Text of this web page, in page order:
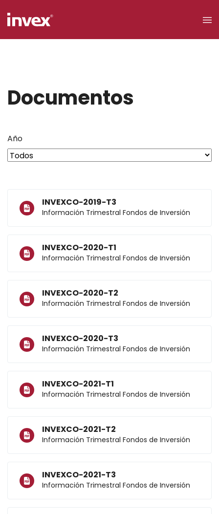
Personas
Empresas
Nosotros
Documentos
Año
INVEXCO-2019-T3
Información Trimestral Fondos de Inversión
INVEXCO-2020-T1
Información Trimestral Fondos de Inversión
INVEXCO-2020-T2
Información Trimestral Fondos de Inversión
INVEXCO-2020-T3
Información Trimestral Fondos de Inversión
INVEXCO-2021-T1
Información Trimestral Fondos de Inversión
INVEXCO-2021-T2
Información Trimestral Fondos de Inversión
INVEXCO-2021-T3
Información Trimestral Fondos de Inversión